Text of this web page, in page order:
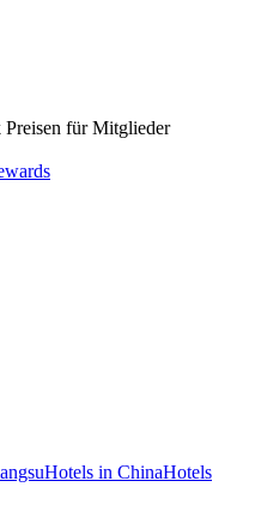
Preisen für Mitglieder
Hotels in ChinaHotels